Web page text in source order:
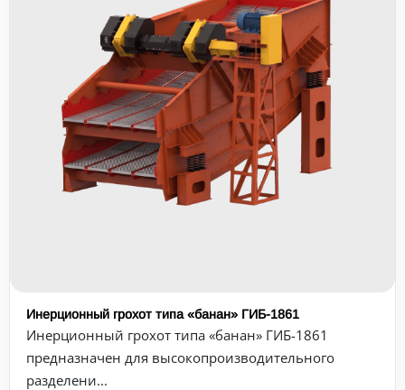
Инерционный грохот типа «банан» ГИБ-1861
Инерционный грохот типа «банан» ГИБ-1861
предназначен для высокопроизводительного
разделени...